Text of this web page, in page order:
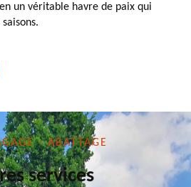
un véritable havre de paix qui
- ABATTAGE
services